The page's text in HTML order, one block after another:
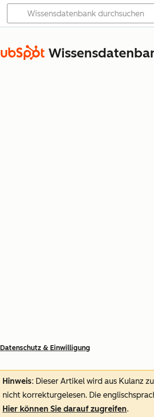
Datenschutz & Einwilligung
Hinweis: Dieser Artikel wird aus Kulanz
nicht korrekturgelesen. Die
Hier können Sie darauf zugreifen.